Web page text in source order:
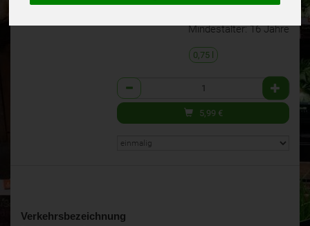
Mindestalter: 16 Jahre
0,75 l
Anzahl
5,99 €
Verkehrsbezeichnung